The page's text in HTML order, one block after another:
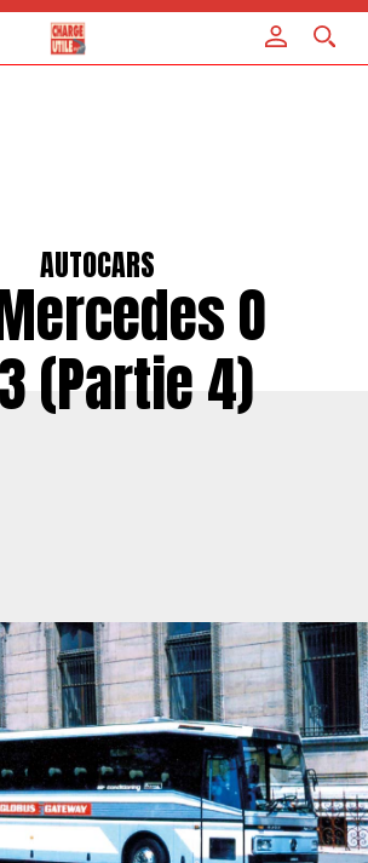
AUTOCARS
O
(Partie 4)
cookies